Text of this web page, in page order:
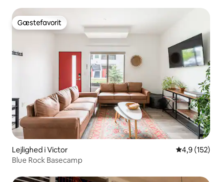
Gæstefavorit
Gæstefavorit
Lejlighed i Victor 4,9 ud af 5 i
4,9 (152)
Blue Rock Basecamp